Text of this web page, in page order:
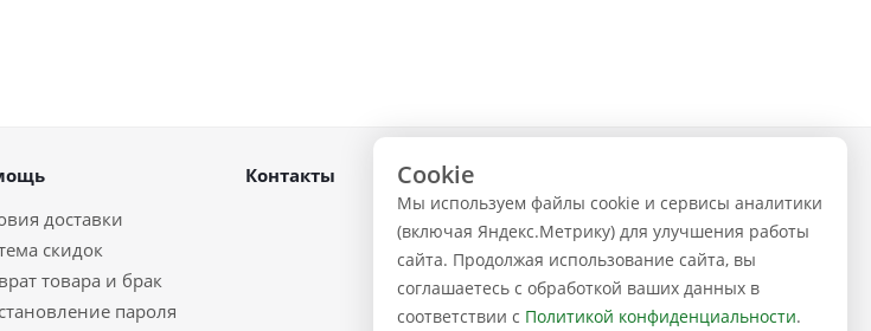
доставки
скидок
товара и брак
пароля
Контакты
ЗАКАЗАТЬ ЗВОНОК
Cookie
Мы используем файлы cookie и сервисы аналитики
(включая Яндекс.Метрику) для улучшения работы
сайта. Продолжая использование сайта, вы
соглашаетесь с обработкой ваших данных в
соответствии с Политикой конфиденциальности.